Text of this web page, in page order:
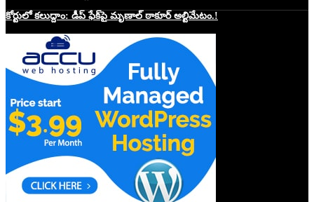
కోర్టులో కలుద్దాం: డీప్ ఫేక్‌పై మృణాల్ ఠాకూర్ అల్టిమేటం.!
Website Hosting Sponser